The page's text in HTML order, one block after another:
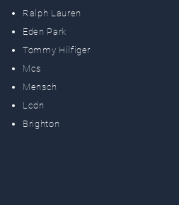
Ralph Lauren
Eden Park
Tommy Hilfiger
Mcs
Mensch
Lcdn
Brighton